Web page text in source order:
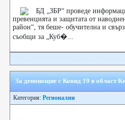
БД „ЗБР“ проведе
превенцията и защитата от
район“, тя беше- обучителна и
съобщи за „Куб�...
За денонощие с Ковид 19 в област
Категория: Регионални